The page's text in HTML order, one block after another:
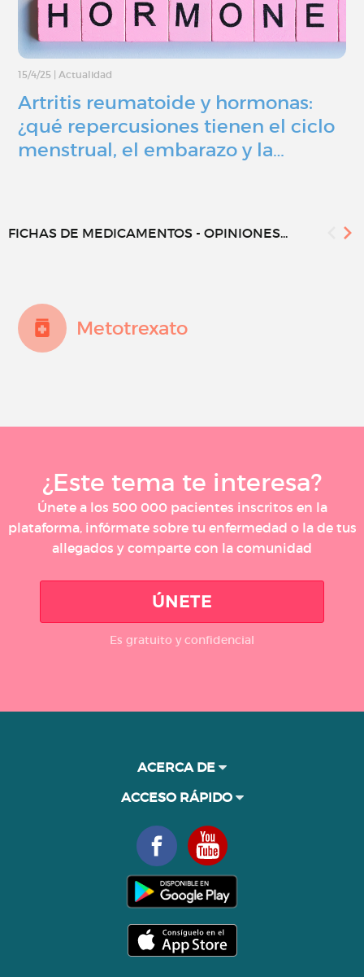
15/4/25 | Actualidad
Artritis reumatoide y hormonas:
¿qué repercusiones tienen el ciclo
menstrual, el embarazo y la…
FICHAS DE MEDICAMENTOS - OPINIONES...
Metotrexato
¿Este tema te interesa?
Únete a los 500 000 pacientes inscritos en la
plataforma, infórmate sobre tu enfermedad o la de tus
allegados y comparte con la comunidad
ÚNETE
Es gratuito y confidencial
ACERCA DE
ACCESO RÁPIDO